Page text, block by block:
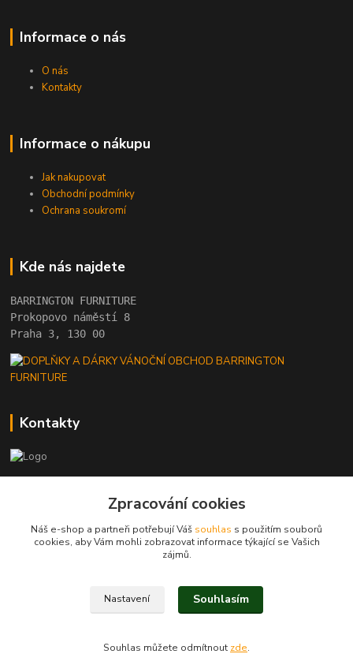
Informace o nás
O nás
Kontakty
Informace o nákupu
Jak nakupovat
Obchodní podmínky
Ochrana soukromí
Kde nás najdete
BARRINGTON FURNITURE
Prokopovo náměstí 8
Praha 3, 130 00
Kontakty
barrington@barrington.cz
BARRINGTON FURNITURE
Zpracování cookies
Náš e-shop a partneři potřebují Váš souhlas s použitím souborů
cookies, aby Vám mohli zobrazovat informace týkající se Vašich
zájmů.
Nastavení Souhlasím
Souhlas můžete odmítnout zde.